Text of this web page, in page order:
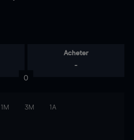
Acheter
-
0
1M 3M 1A